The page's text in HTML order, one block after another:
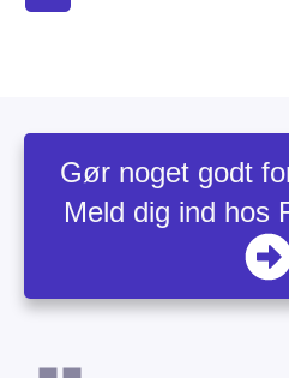
Gør noget godt
Meld dig ind hos